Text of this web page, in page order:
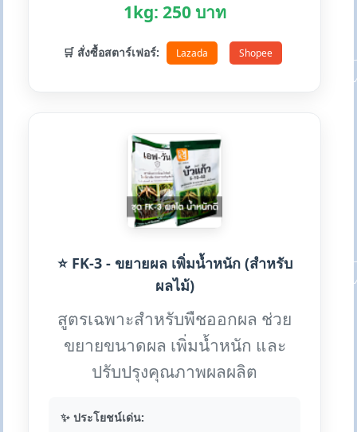
1kg: 250 บาท
🛒 สั่งซื้อสตาร์เฟอร์: Lazada Shopee
⭐ FK-3 - ขยายผล เพิ่มน้ำหนัก (สำหรับ
ผลไม้)
สูตรเฉพาะสำหรับพืชออกผล ช่วย
ขยายขนาดผล เพิ่มน้ำหนัก และ
ปรับปรุงคุณภาพผลผลิต
✨ ประโยชน์เด่น: